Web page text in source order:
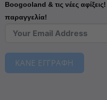
Boogooland & τις νέες αφίξεις!
παραγγελία!
ΚΑΝΕ ΕΓΓΡΑΦΗ